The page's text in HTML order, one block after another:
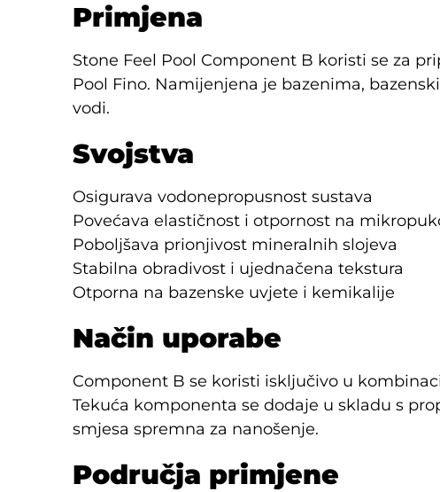
Primjena
Stone Feel Pool Component B koristi se za
Pool Fino. Namijenjena je bazenima,
vodi.
Svojstva
Osigurava vodonepropusnost sustava
Povećava elastičnost i otpornost na
Poboljšava prionjivost mineralnih slojeva
Stabilna obradivost i ujednačena tekstura
Otporna na bazenske uvjete i kemikalije
Način uporabe
Component B se koristi isključivo u
Tekuća komponenta se dodaje u skladu s
smjesa spremna za nanošenje.
Područja primjene